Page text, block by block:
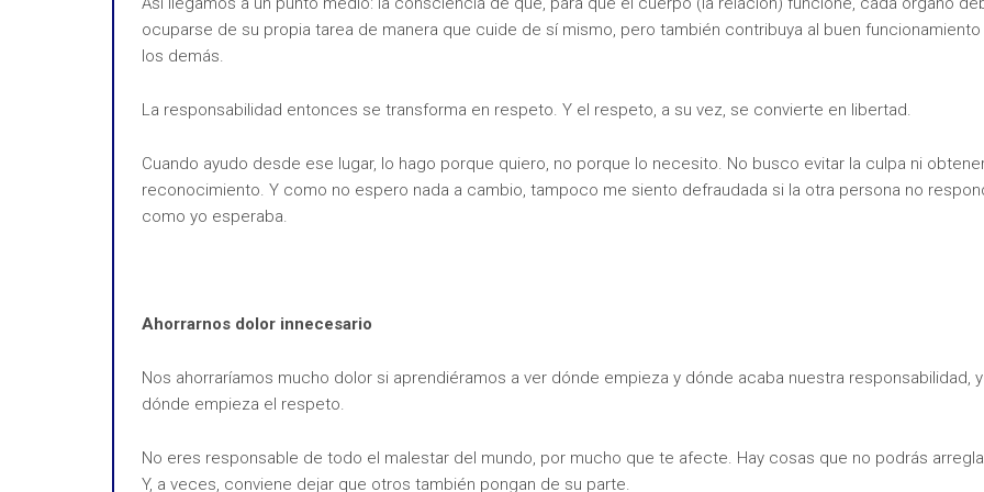
ocuparse de su propia tarea de manera que cuide de sí mismo, pero también contribuya al buen funcionamiento
los demás.
La responsabilidad entonces se transforma en respeto. Y el respeto, a su vez, se convierte en libertad.
Cuando ayudo desde ese lugar, lo hago porque quiero, no porque lo necesito. No busco evitar la culpa ni
reconocimiento. Y como no espero nada a cambio, tampoco me siento defraudada si la otra persona no
como yo esperaba.
Ahorrarnos dolor innecesario
Nos ahorraríamos mucho dolor si aprendiéramos a ver dónde empieza y dónde acaba nuestra responsabilidad, y
dónde empieza el respeto.
No eres responsable de todo el malestar del mundo, por mucho que te afecte. Hay cosas que no podrás
Y, a veces, conviene dejar que otros también pongan de su parte.